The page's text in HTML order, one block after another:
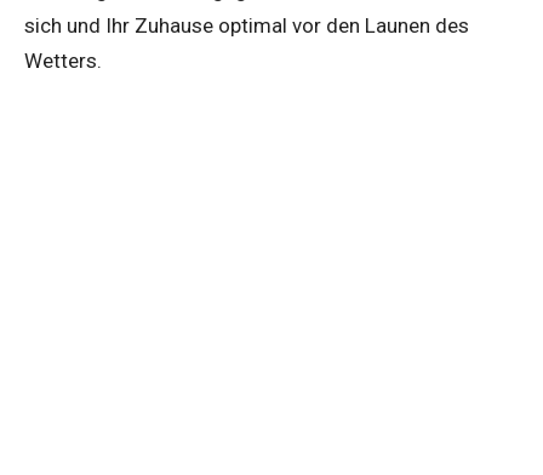
sich und Ihr Zuhause optimal vor den Launen des
Wetters.